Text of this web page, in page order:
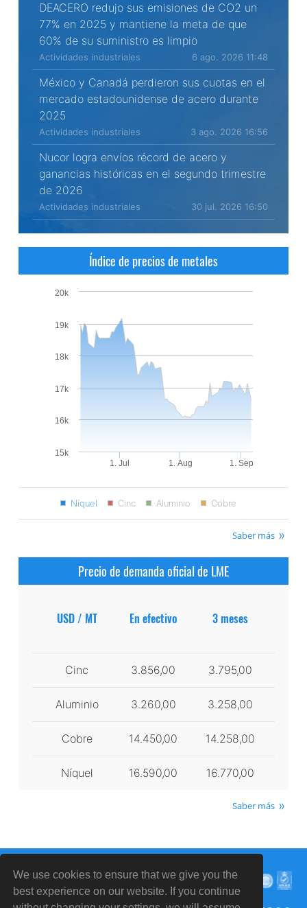
We use cookies to ensure that we give you the
best experience on our website. If you continue
DEACERO redujo sus emisiones de CO2 un
77% en 2025 y mantiene la meta de que
60% de su suministro es limpio
Actividades industriales 6 ago. 2026 11:48
México y Canadá perdieron sus cuotas en el
mercado estadounidense de acero durante
2025
Actividades industriales 3 ago. 2026 16:56
Nucor logra envíos récord de acero y
ganancias históricas en el segundo trimestre
de 2026
Actividades industriales 30 jul. 2026 16:50
Índice de precios de metales
1. Jul 1. Aug 1. Sep
15k
16k
17k
18k
19k
20k
Níquel Cinc Aluminio Cobre
Saber más
Precio de demanda oficial de LME
USD / MT En efectivo 3 meses
Cinc 3.856,00 3.795,00
Aluminio 3.260,00 3.258,00
Cobre 14.450,00 14.258,00
Níquel 16.590,00 16.770,00
Saber más